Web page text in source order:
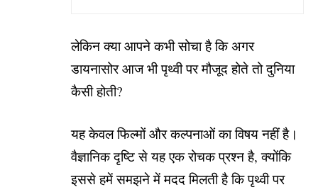
लेकिन क्या आपने कभी सोचा है कि अगर
डायनासोर आज भी पृथ्वी पर मौजूद होते तो दुनिया
कैसी होती?
यह केवल फिल्मों और कल्पनाओं का विषय नहीं है।
वैज्ञानिक दृष्टि से यह एक रोचक प्रश्न है, क्योंकि
इससे हमें समझने में मदद मिलती है कि पृथ्वी पर